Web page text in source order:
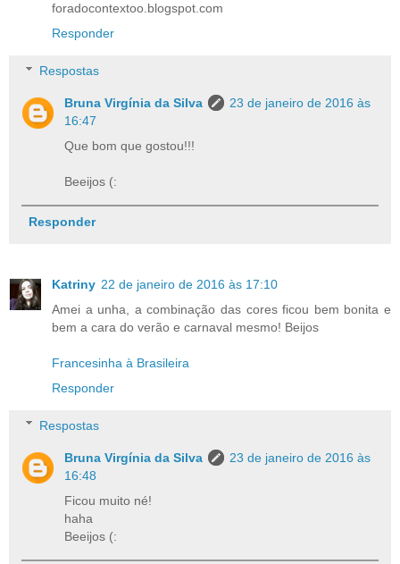
foradocontextoo.blogspot.com
Responder
Respostas
Bruna Virgínia da Silva
23 de janeiro de 2016 às
16:47
Que bom que gostou!!!
Beeijos (:
Responder
Katriny 22 de janeiro de 2016 às 17:10
Amei a unha, a combinação das cores ficou bem bonita e
bem a cara do verão e carnaval mesmo! Beijos
Francesinha à Brasileira
Responder
Respostas
Bruna Virgínia da Silva
23 de janeiro de 2016 às
16:48
Ficou muito né!
haha
Beeijos (: